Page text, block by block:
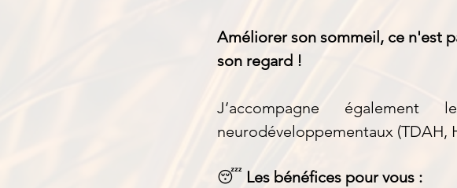
Améliorer son sommeil, ce n'est
son regard !
J’accompagne
neurodéveloppementaux (TDAH,
😴 Les bénéfices pour vous :